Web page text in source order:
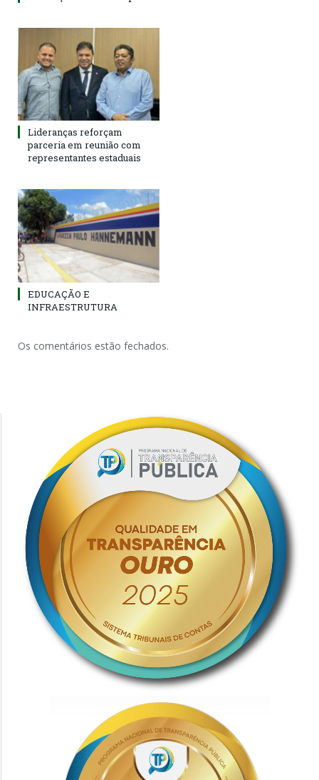
Lideranças reforçam
parceria em reunião com
representantes estaduais
EDUCAÇÃO E
INFRAESTRUTURA
Os comentários estão fechados.